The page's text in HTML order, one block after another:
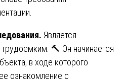
Является
🔨 Он начинается
в ходе которого
ознакомление с